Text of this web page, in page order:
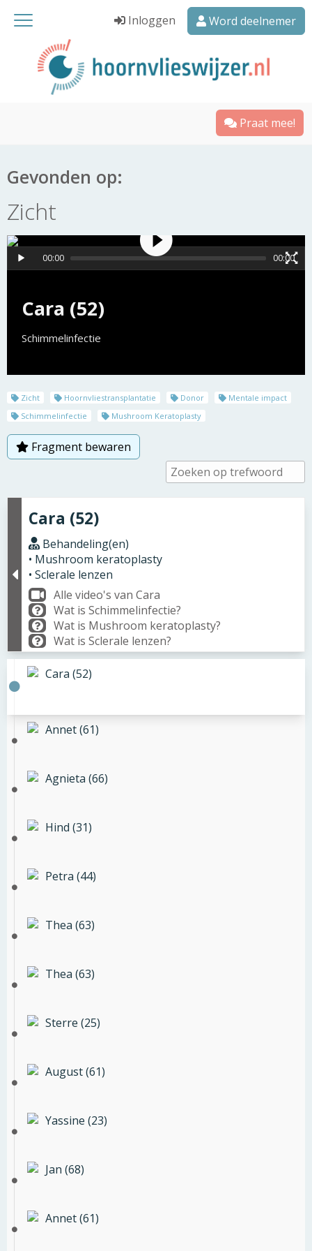
Inloggen Word deelnemer
Praat mee!
Gevonden op:
Zicht
Cara (52)
Schimmelinfectie
00:00 00:00
Zicht Hoornvliestransplantatie Donor
Mentale impact
Schimmelinfectie
Mushroom Keratoplasty
Fragment bewaren
Cara (52)
Behandeling(en)
• Mushroom keratoplasty
• Sclerale lenzen
Alle video's van Cara
Wat is Schimmelinfectie?
Wat is Mushroom keratoplasty?
Wat is Sclerale lenzen?
Cara (52)
Annet (61)
Agnieta (66)
Hind (31)
Petra (44)
Thea (63)
Thea (63)
Sterre (25)
August (61)
Yassine (23)
Jan (68)
Annet (61)